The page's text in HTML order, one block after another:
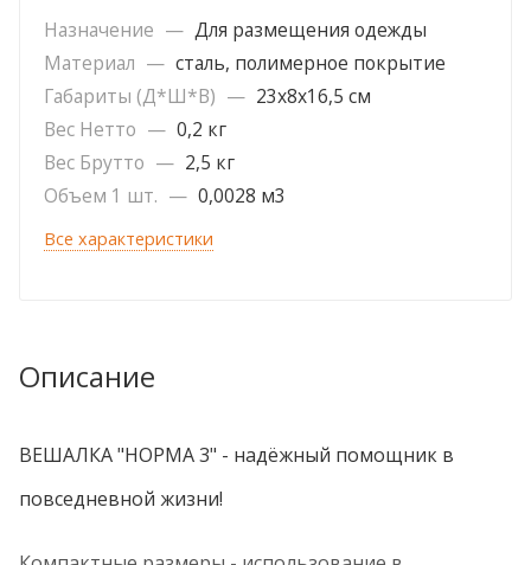
Назначение — Для размещения одежды
Материал — сталь, полимерное покрытие
Габариты (Д*Ш*В) — 23х8х16,5 см
Вес Нетто — 0,2 кг
Вес Брутто — 2,5 кг
Объем 1 шт. — 0,0028 м3
Все характеристики
Описание
ВЕШАЛКА "НОРМА 3" - надёжный помощник в
повседневной жизни!